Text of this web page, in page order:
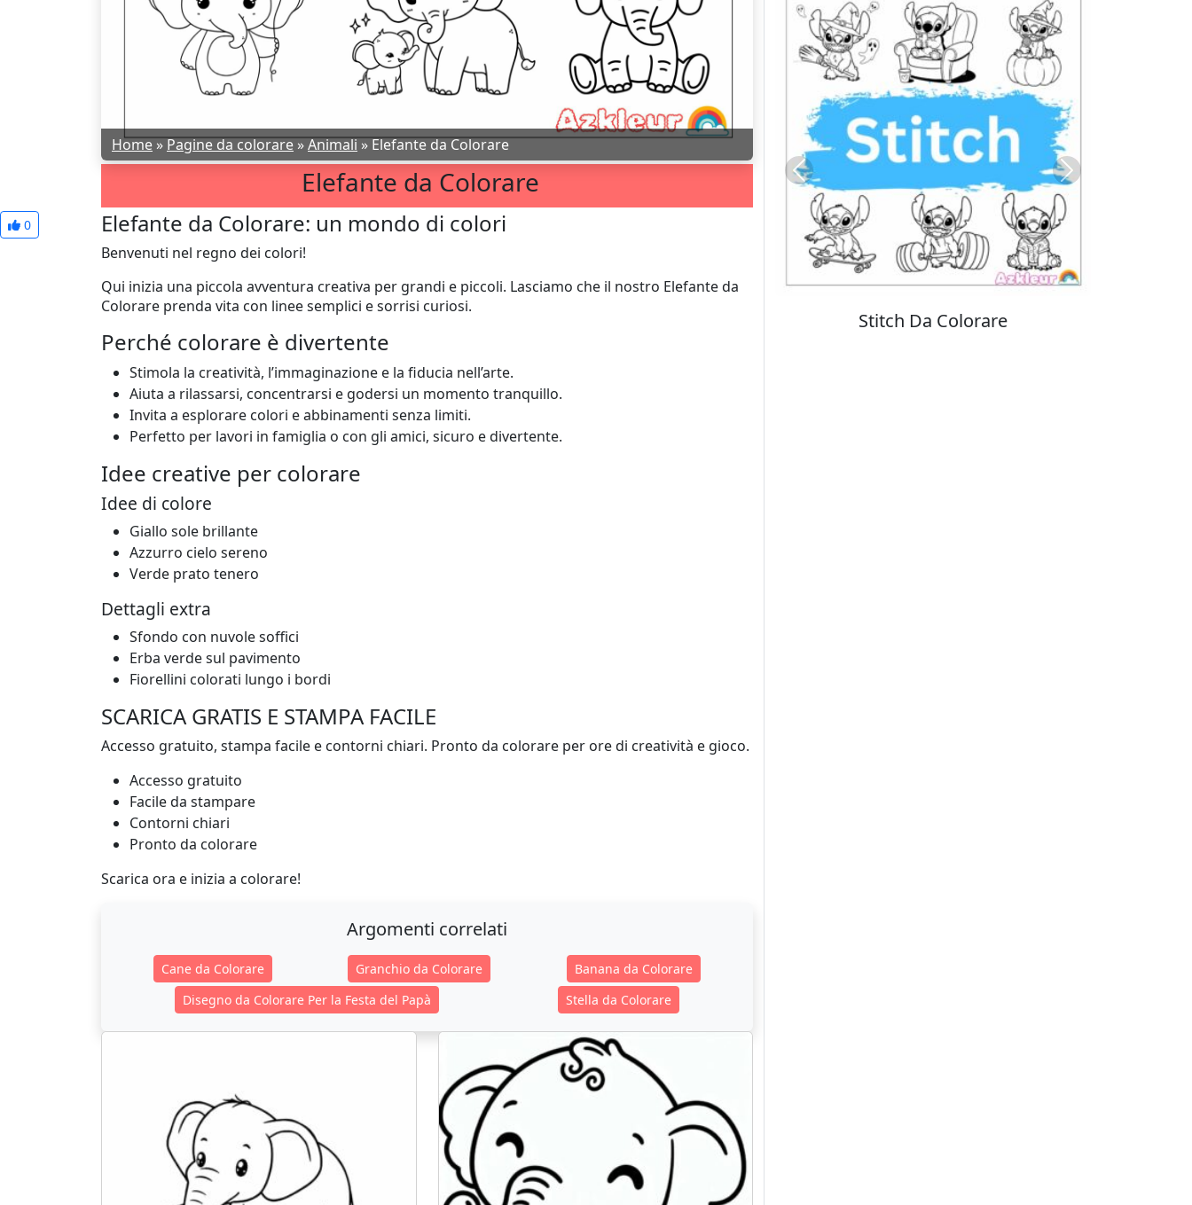
Home»Pagine da colorare»Animali»Elefante da Colorare
Elefante da Colorare
0 Elefante da Colorare: un mondo di colori
Benvenuti nel regno dei colori!
Qui inizia una piccola avventura creativa per grandi e piccoli. Lasciamo che il nostro Elefante da
Colorare prenda vita con linee semplici e sorrisi curiosi.
Perché colorare è divertente
Stimola la creatività, l’immaginazione e la fiducia nell’arte.
Aiuta a rilassarsi, concentrarsi e godersi un momento tranquillo.
Invita a esplorare colori e abbinamenti senza limiti.
Perfetto per lavori in famiglia o con gli amici, sicuro e divertente.
Idee creative per colorare
Idee di colore
Giallo sole brillante
Azzurro cielo sereno
Verde prato tenero
Dettagli extra
Sfondo con nuvole soffici
Erba verde sul pavimento
Fiorellini colorati lungo i bordi
SCARICA GRATIS E STAMPA FACILE
Accesso gratuito, stampa facile e contorni chiari. Pronto da colorare per ore di creatività e gioco.
Accesso gratuito
Facile da stampare
Contorni chiari
Pronto da colorare
Scarica ora e inizia a colorare!
Argomenti correlati
Cane da Colorare Granchio da Colorare
Banana da Colorare
Disegno da Colorare Per la Festa del Papà
Stella da Colorare
Colorare Pokemon
Previous Next